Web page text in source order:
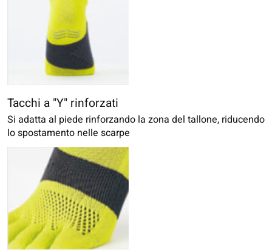
Tacchi a "Y" rinforzati
Si adatta al piede rinforzando la zona del tallone, riducendo
lo spostamento nelle scarpe